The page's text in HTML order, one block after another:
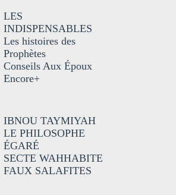
LES
INDISPENSABLES
Les histoires des
Prophètes
Conseils Aux Époux
Encore+
IBNOU TAYMIYAH
LE PHILOSOPHE
ÉGARÉ
SECTE WAHHABITE
FAUX SALAFITES